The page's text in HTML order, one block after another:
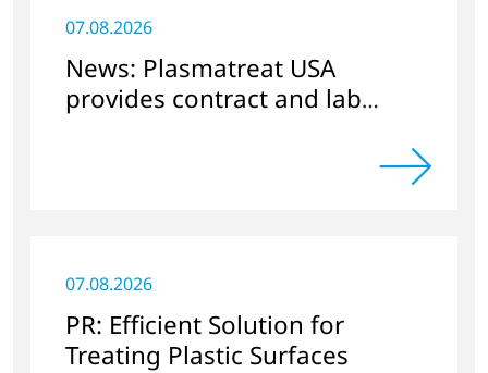
07.08.2026
News: Plasmatreat USA
provides contract and lab
07.08.2026
PR: Efficient Solution for
Treating Plastic Surfaces